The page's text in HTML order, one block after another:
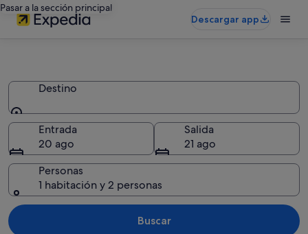
Pasar a la sección principal
Descargar app
Destino
Destino
Entrada
20 ago
Salida
21 ago
Personas
1 habitación y 2 personas
Buscar